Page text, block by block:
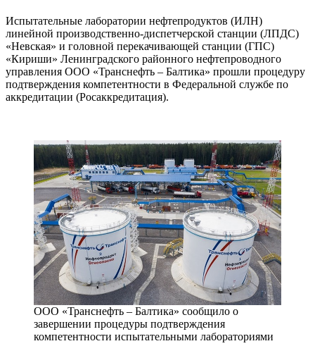
Испытательные лаборатории нефтепродуктов (ИЛН)
линейной производственно-диспетчерской станции (ЛПДС)
«Невская» и головной перекачивающей станции (ГПС)
«Кириши» Ленинградского районного нефтепроводного
управления ООО «Транснефть – Балтика» прошли процедуру
подтверждения компетентности в Федеральной службе по
аккредитации (Росаккредитация).
ООО «Транснефть – Балтика» сообщило о
завершении процедуры подтверждения
компетентности испытательными лабораториями